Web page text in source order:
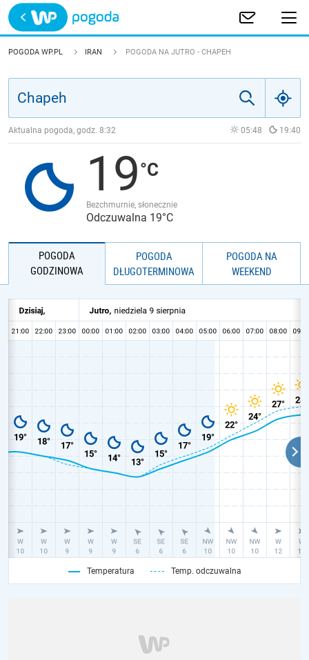
Trwa ładowanie
POLSKA
JAKOŚĆ POWIETRZA
POGODA WP.PL IRAN POGODA NA JUTRO - CHAPEH
Aktualna pogoda, godz. 8:32 05:48 19:40
19
Bezchmurnie, słonecznie
Odczuwalna 19°C
POGODA
GODZINOWA
POGODA
DŁUGOTERMINOWA
POGODA NA
WEEKEND
Temperatura Temp. odczuwalna